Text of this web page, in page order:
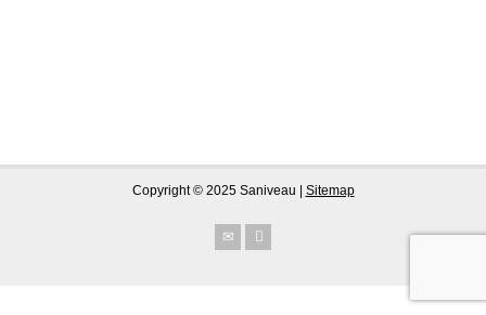
Copyright © 2025 Saniveau | Sitemap